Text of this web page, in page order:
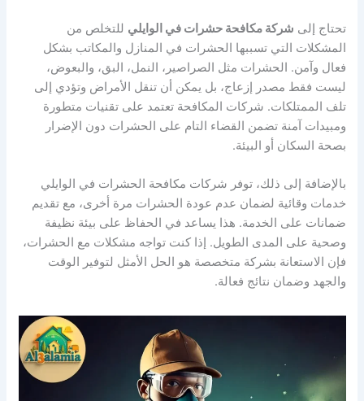
تحتاج إلى شركة مكافحة حشرات في الوايلي للتخلص من
المشكلات التي تسببها الحشرات في المنازل والمكاتب بشكل
فعال وآمن. الحشرات مثل الصراصير، النمل، البق، والبعوض،
ليست فقط مصدر إزعاج، بل يمكن أن تنقل الأمراض وتؤدي إلى
تلف الممتلكات. شركات المكافحة تعتمد على تقنيات متطورة
ومبيدات آمنة تضمن القضاء التام على الحشرات دون الإضرار
بصحة السكان أو البيئة.
بالإضافة إلى ذلك، توفر شركات مكافحة الحشرات في الوايلي
خدمات وقائية لضمان عدم عودة الحشرات مرة أخرى، مع تقديم
ضمانات على الخدمة. هذا يساعد في الحفاظ على بيئة نظيفة
وصحية على المدى الطويل. إذا كنت تواجه مشكلات مع الحشرات،
فإن الاستعانة بشركة متخصصة هو الحل الأمثل لتوفير الوقت
والجهد وضمان نتائج فعالة.